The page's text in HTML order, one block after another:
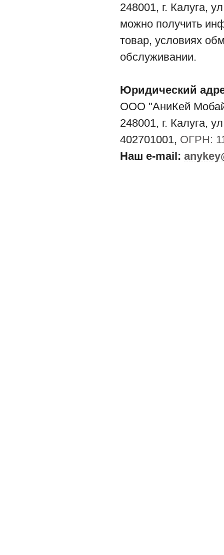
248001, г. Калуга,
можно получить
товар, условиях
обслуживании.
Юридический
ООО "АниКей
248001, г. Калуга,
402701001, ОГРН:
Наш e-mail: